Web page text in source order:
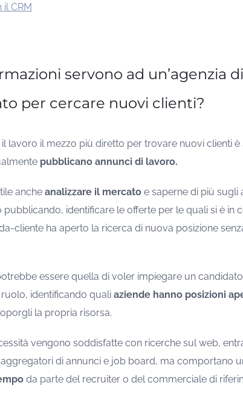
il CRM
servono ad un’agenzia di
per cercare nuovi clienti?
il lavoro il mezzo più diretto per trovare nuovi clienti
pubblicano annunci di lavoro.
anche analizzare il mercatoe saperne di più sugli
identificare le offerte per le quali si è in
cliente ha aperto la ricerca di nuova posizione
essere quella di voler impiegare un
identificando quali aziende hanno posizioni
la propria risorsa.
vengono soddisfatte con ricerche sul web,
di annunci e job board, ma comportano
da parte del recruiter o del commerciale di